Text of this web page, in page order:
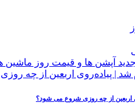
آپشن‌ ها و قیمت روز ماشین‌